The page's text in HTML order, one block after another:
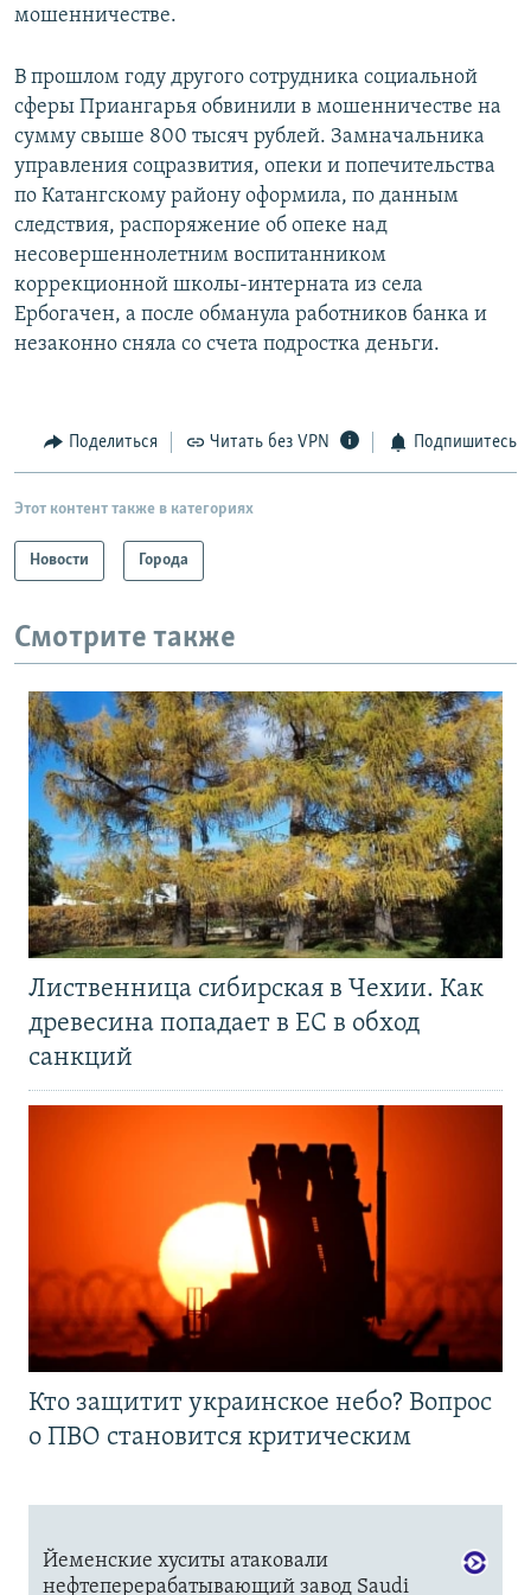
мошенничестве.
В прошлом году другого сотрудника социальной
сферы Приангарья обвинили в мошенничестве на
сумму свыше 800 тысяч рублей. Замначальника
управления соцразвития, опеки и попечительства
по Катангскому району оформила, по данным
следствия, распоряжение об опеке над
несовершеннолетним воспитанником
коррекционной школы-интерната из села
Ербогачен, а после обманула работников банка и
незаконно сняла со счета подростка деньги.
Поделиться Читать без VPN Подпишитесь
Этот контент также в категориях
Новости Города
Смотрите также
Лиственница сибирская в Чехии. Как
древесина попадает в ЕС в обход
санкций
Кто защитит украинское небо? Вопрос
о ПВО становится критическим